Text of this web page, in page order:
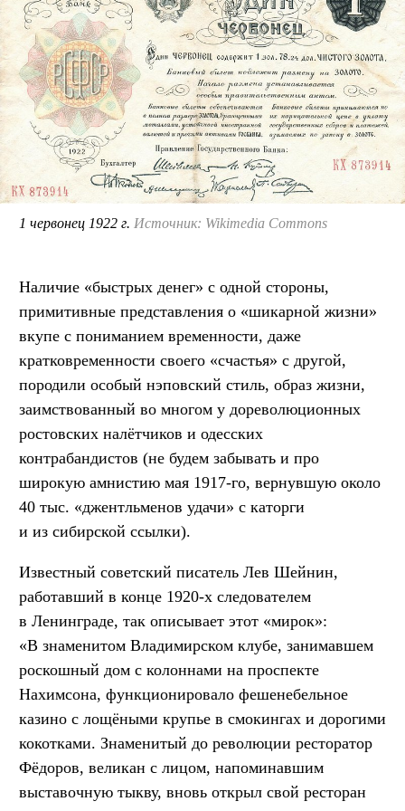
1 червонец 1922 г. Источник: Wikimedia Commons
Наличие «быстрых денег» с одной стороны,
примитивные представления о «шикарной жизни»
вкупе с пониманием временности, даже
кратковременности своего «счастья» с другой,
породили особый нэповский стиль, образ жизни,
заимствованный во многом у дореволюционных
ростовских налётчиков и одесских
контрабандистов (не будем забывать и про
широкую амнистию мая 1917-го, вернувшую около
40 тыс. «джентльменов удачи» с каторги
и из сибирской ссылки).
Известный советский писатель Лев Шейнин,
работавший в конце 1920-х следователем
в Ленинграде, так описывает этот «мирок»:
«В знаменитом Владимирском клубе, занимавшем
роскошный дом с колоннами на проспекте
Нахимсона, функционировало фешенебельное
казино с лощёными крупье в смокингах и дорогими
кокотками. Знаменитый до революции ресторатор
Фёдоров, великан с лицом, напоминавшим
выставочную тыкву, вновь открыл свой ресторан